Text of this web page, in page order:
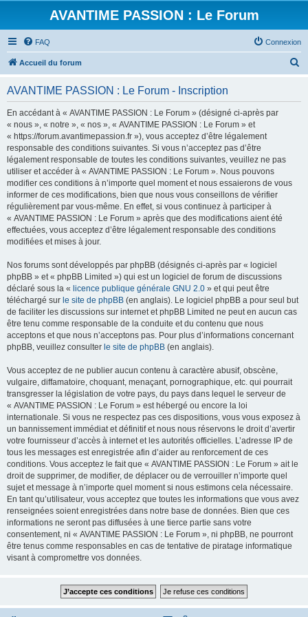
AVANTIME PASSION : Le Forum
FAQ Connexion
Accueil du forum
AVANTIME PASSION : Le Forum - Inscription
En accédant à « AVANTIME PASSION : Le Forum » (désigné ci-après par
« nous », « notre », « nos », « AVANTIME PASSION : Le Forum » et
« https://forum.avantimepassion.fr »), vous acceptez d’être légalement
responsable des conditions suivantes. Si vous n’acceptez pas d’être
légalement responsable de toutes les conditions suivantes, veuillez ne pas
utiliser et accéder à « AVANTIME PASSION : Le Forum ». Nous pouvons
modifier ces conditions à n’importe quel moment et nous essaierons de vous
informer de ces modifications, bien que nous vous conseillons de vérifier
régulièrement par vous-même. En effet, si vous continuez à participer à
« AVANTIME PASSION : Le Forum » après que des modifications aient été
effectuées, vous acceptez d’être légalement responsable des conditions
modifiées et mises à jour.
Nos forums sont développés par phpBB (désignés ci-après par « logiciel
phpBB » et « phpBB Limited ») qui est un logiciel de forum de discussions
déclaré sous la « licence publique générale GNU 2.0 » et qui peut être
téléchargé sur le site de phpBB (en anglais). Le logiciel phpBB a pour seul but
de faciliter les discussions sur internet et phpBB Limited ne peut en aucun cas
être tenu comme responsable de la conduite et du contenu que nous
acceptons et que nous n’acceptons pas. Pour plus d’informations concernant
phpBB, veuillez consulter le site de phpBB (en anglais).
Vous acceptez de ne publier aucun contenu à caractère abusif, obscène,
vulgaire, diffamatoire, choquant, menaçant, pornographique, etc. qui pourrait
transgresser la législation de votre pays, du pays dans lequel le serveur de
« AVANTIME PASSION : Le Forum » est hébergé ou encore la loi
internationale. Si vous ne respectez pas ces dispositions, vous vous exposez à
un bannissement immédiat et définitif et nous nous réservons le droit d’avertir
votre fournisseur d’accès à internet et les autorités officielles. L’adresse IP de
tous les messages est enregistrée afin d’aider au renforcement de ces
conditions. Vous acceptez le fait que « AVANTIME PASSION : Le Forum » ait le
droit de supprimer, de modifier, de déplacer ou de verrouiller n’importe quel
sujet et message à n’importe quel moment si nous estimons cela nécessaire.
En tant qu’utilisateur, vous acceptez que toutes les informations que vous avez
renseignées soient enregistrées dans notre base de données. Bien que ces
informations ne seront pas diffusées à une tierce partie sans votre
consentement, ni « AVANTIME PASSION : Le Forum », ni phpBB, ne pourront
être tenus comme responsables en cas de tentative de piratage informatique
visant à compromettre vos données.